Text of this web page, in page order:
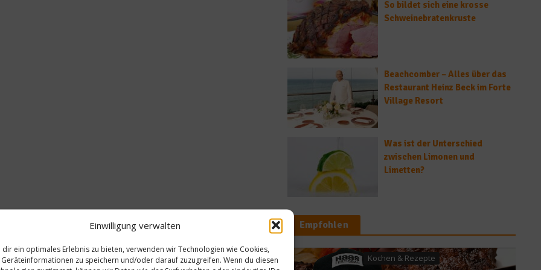
Einwilligung verwalten
dir ein optimales Erlebnis zu bieten, verwenden wir Technologien wie Cookies,
Geräteinformationen zu speichern und/oder darauf zuzugreifen. Wenn du diesen
So bildet sich eine krosse
Schweinebratenkruste
Beachcomber – Alles über das
Restaurant Heinz Beck im Forte
Village Resort
Was ist der Unterschied
zwischen Limonen und
Limetten?
Empfohlen
Kochen & Rezepte